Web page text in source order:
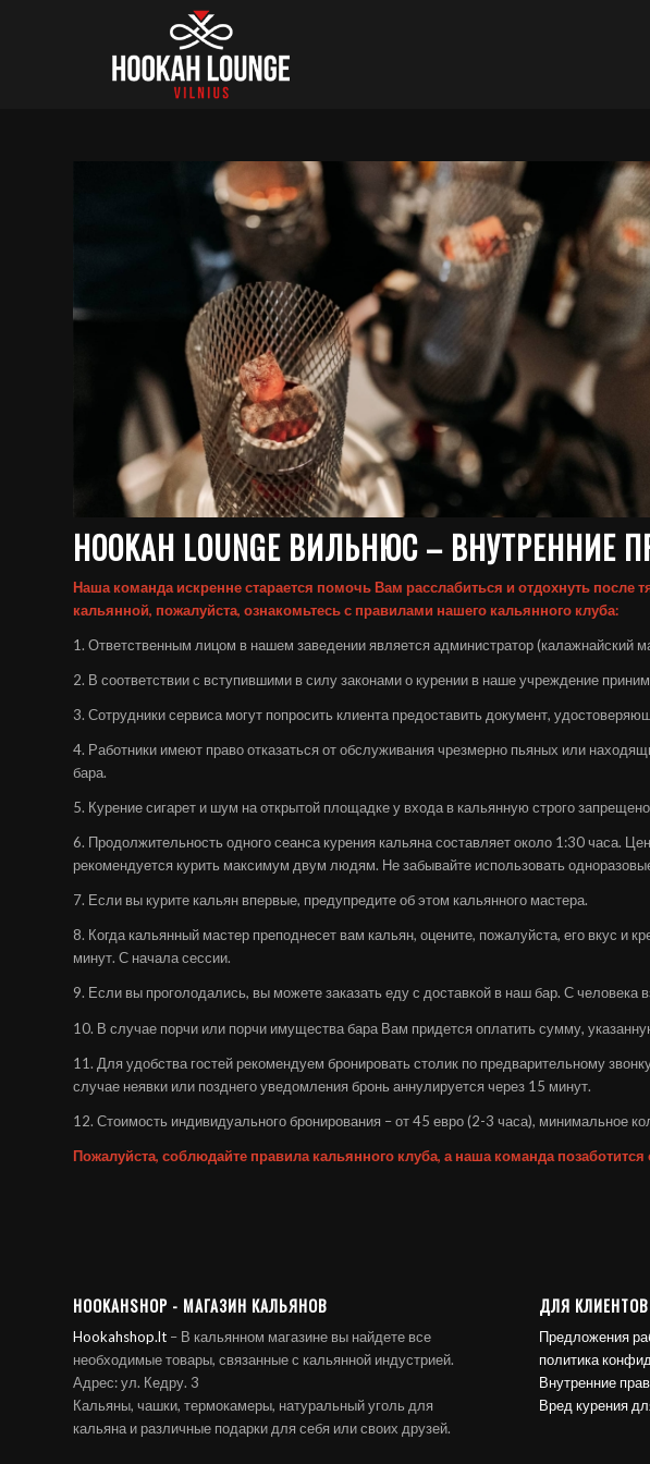
HOOKAH LOUNGE ВИЛЬНЮС –
Наша команда искренне старается помочь Вам расслабиться и отдохнуть
кальянной, пожалуйста, ознакомьтесь с правилами нашего кальянного клуба:
1. Ответственным лицом в нашем заведении является администратор (калажнайский
2. В соответствии с вступившими в силу законами о курении в наше учреждение
3. Сотрудники сервиса могут попросить клиента предоставить документ,
4. Работники имеют право отказаться от обслуживания чрезмерно пьяных или
бара.
5. Курение сигарет и шум на открытой площадке у входа в кальянную строго
6. Продолжительность одного сеанса курения кальяна составляет около 1:30 часа.
рекомендуется курить максимум двум людям. Не забывайте использовать
7. Если вы курите кальян впервые, предупредите об этом кальянного мастера.
8. Когда кальянный мастер преподнесет вам кальян, оцените, пожалуйста, его вкус и
минут. С начала сессии.
9. Если вы проголодались, вы можете заказать еду с доставкой в наш бар. С человека
10. В случае порчи или порчи имущества бара Вам придется оплатить сумму,
11. Для удобства гостей рекомендуем бронировать столик по предварительному
случае неявки или позднего уведомления бронь аннулируется через 15 минут.
12. Стоимость индивидуального бронирования – от 45 евро (2-3 часа), минимальное
Пожалуйста, соблюдайте правила кальянного клуба, а наша команда
HOOKAHSHOP - МАГАЗИН КАЛЬЯНОВ
Hookahshop.lt – В кальянном магазине вы найдете все
необходимые товары, связанные с кальянной индустрией.
Адрес: ул. Кедру. 3
Кальяны, чашки, термокамеры, натуральный уголь для
кальяна и различные подарки для себя или своих друзей.
ДЛЯ
Предложения
политика
Внутренние
Вред курения